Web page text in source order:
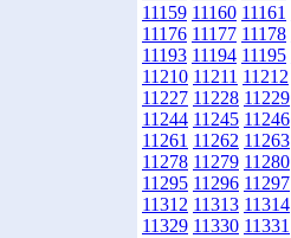
11159 11160 11161
11176 11177 11178
11193 11194 11195
11210 11211 11212
11227 11228 11229
11244 11245 11246
11261 11262 11263
11278 11279 11280
11295 11296 11297
11312 11313 11314
11329 11330 11331